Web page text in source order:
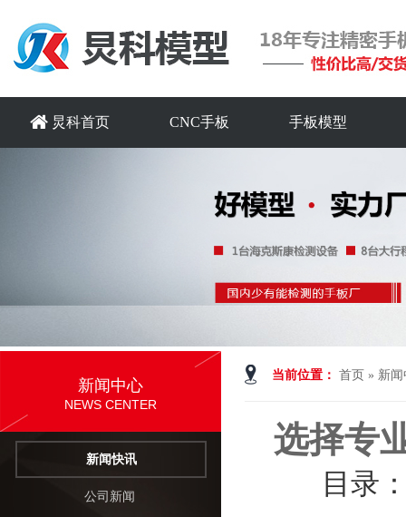
炅科首页 CNC手板 手板模型
当前位置： 首页 » 新
选择专
目录
新闻中心
NEWS CENTER
新闻快讯
公司新闻